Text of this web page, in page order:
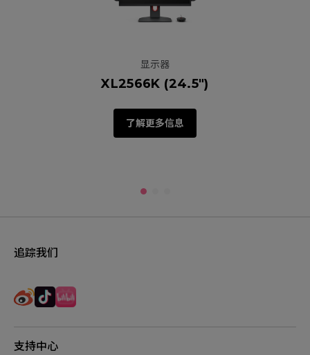
显示器
XL2566K (24.5")
了解更多信息
追踪我们
支持中心